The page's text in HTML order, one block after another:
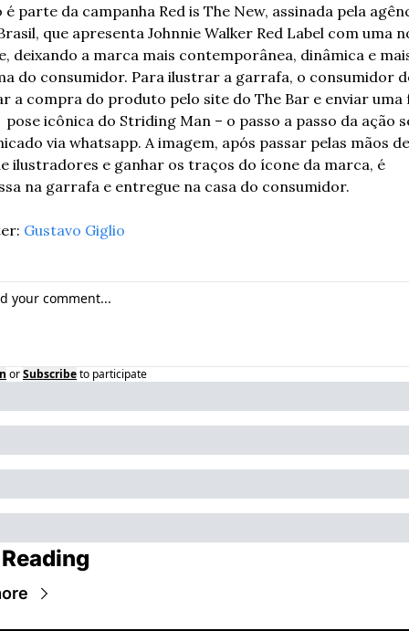
é parte da campanha Red is The New, assinada pela
que apresenta Johnnie Walker Red Label com uma
deixando a marca mais contemporânea, dinâmica e
do consumidor. Para ilustrar a garrafa, o consumidor
a compra do produto pelo site do The Bar e enviar uma
pose icônica do Striding Man – o passo a passo da ação
via whatsapp. A imagem, após passar pelas mãos
ilustradores e ganhar os traços do ícone da marca, é
na garrafa e entregue na casa do consumidor.
Gustavo Giglio
orSubscribeto participate